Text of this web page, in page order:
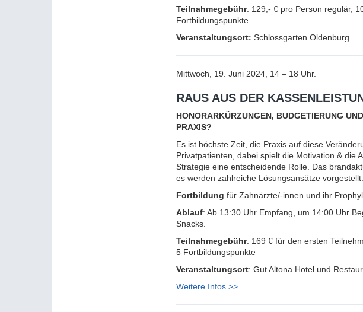
Teilnahmegebühr: 129,‐ € pro Person regulär,
Fortbildungspunkte
Veranstaltungsort: Schlossgarten Oldenburg
Mittwoch, 19. Juni 2024, 14 – 18 Uhr.
RAUS AUS DER
HONORARKÜRZUNGEN, BUDGETIERUNG
PRAXIS?
Es ist höchste Zeit, die Praxis auf diese
Privatpatienten, dabei spielt die Motivation & die
Strategie eine entscheidende Rolle. Das
es werden zahlreiche Lösungsansätze vorgestellt.
Fortbildung für Zahnärzte/-innen und ihr
Ablauf: Ab 13:30 Uhr Empfang, um 14:00 Uhr
Snacks.
Teilnahmegebühr: 169 € für den ersten
5 Fortbildungspunkte
Veranstaltungsort: Gut Altona Hotel und
Weitere Infos >>